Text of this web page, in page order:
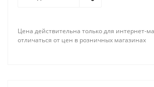
Цена действительна только для интернет-
отличаться от цен в розничных магазинах